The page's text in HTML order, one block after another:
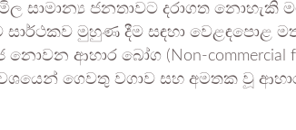
සාමාන්‍ය ජනතාවට දරාගත නොහැකි
මුහුණ දීම සඳහා වෙළඳපොළ මත
ආහාර බෝග (Non-commercial
වශයෙන් ගෙවතු වගාව සහ අමතක වූ